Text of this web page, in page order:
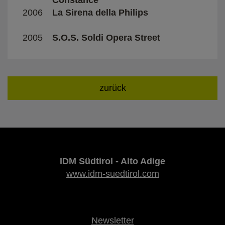
zurück
2006 La Sirena della Philips
2005 S.O.S. Soldi Opera Street
IDM Südtirol - Alto Adige
www.idm-suedtirol.com
Newsletter